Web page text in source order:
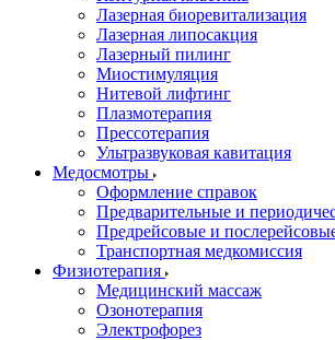
Лазерная биоревитализация
Лазерная липосакция
Лазерный пилинг
Миостимуляция
Нитевой лифтинг
Плазмотерапия
Прессотерапия
Ультразвуковая кавитация
Медосмотры
Оформление справок
Предварительные и
Предрейсовые и
Транспортная медкомиссия
Физиотерапия
Медицинский массаж
Озонотерапия
Электрофорез